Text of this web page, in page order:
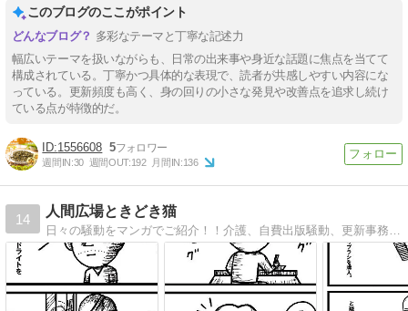
このブログのここがポイント
多彩なテーマと丁寧な記述力
幅広いテーマを扱いながらも、日常の出来事や身近な話題に焦点を当てて
構成されている。丁寧かつ具体的な表現で、読者が共感しやすい内容にな
っている。更新頻度も高く、身の回りの小さな発見や改善点を追求し続け
ている点が特徴的だ。
1556608 5
週間IN:30 週間OUT:192 月間IN:136
14
人間広場ときどき猫